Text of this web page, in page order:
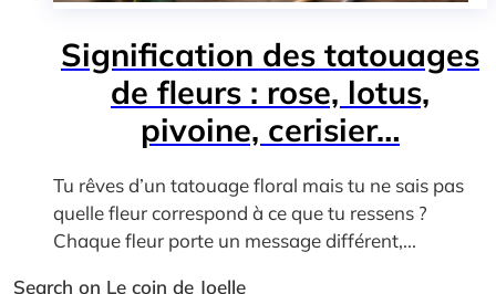
Signification des tatouages
de fleurs : rose, lotus,
pivoine, cerisier…
Tu rêves d’un tatouage floral mais tu ne sais pas
quelle fleur correspond à ce que tu ressens ?
Chaque fleur porte un message différent,...
Search on Le coin de Joelle